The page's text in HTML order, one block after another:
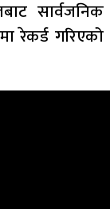
सार्वजनिक
रेकर्ड गरिएको